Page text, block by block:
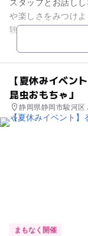
スタッフとお話し
や楽しさをみつけよう！ 今回は「夏にオススメ！つ
験」 ひんやりをテーマにした実験を紹介します！涼しい気分を
【夏休みイベン
昆虫おもちゃ」
静岡県静岡市駿河
まもなく開催